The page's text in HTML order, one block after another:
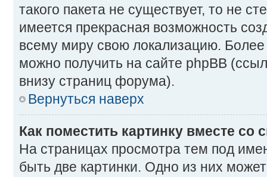
такого пакета не существует, то не
имеется прекрасная возможность
всему миру свою локализацию.
можно получить на сайте phpBB
внизу страниц форума).
Вернуться наверх
Как поместить картинку вместе со
На страницах просмотра тем под
быть две картинки. Одно из них